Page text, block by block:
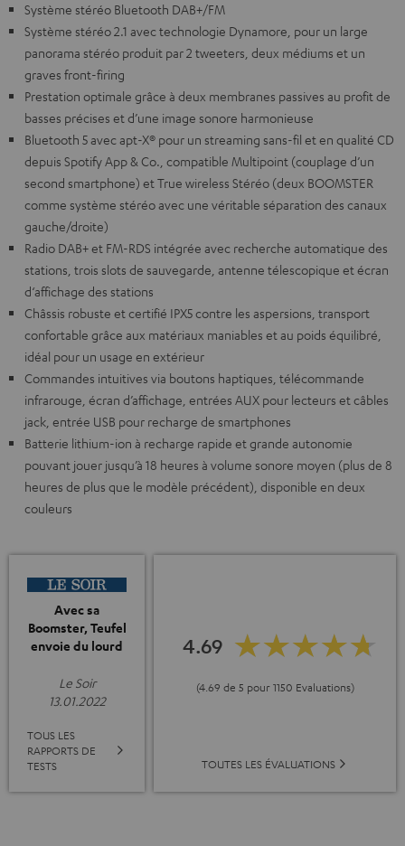
Système stéréo Bluetooth DAB+/FM
Système stéréo 2.1 avec technologie Dynamore, pour un large
panorama stéréo produit par 2 tweeters, deux médiums et un
graves front-firing
Prestation optimale grâce à deux membranes passives au profit de
basses précises et d’une image sonore harmonieuse
Bluetooth 5 avec apt-X® pour un streaming sans-fil et en qualité CD
depuis Spotify App & Co., compatible Multipoint (couplage d’un
second smartphone) et True wireless Stéréo (deux BOOMSTER
comme système stéréo avec une véritable séparation des canaux
gauche/droite)
Radio DAB+ et FM-RDS intégrée avec recherche automatique des
stations, trois slots de sauvegarde, antenne télescopique et écran
d‘affichage des stations
Châssis robuste et certifié IPX5 contre les aspersions, transport
confortable grâce aux matériaux maniables et au poids équilibré,
idéal pour un usage en extérieur
Commandes intuitives via boutons haptiques, télécommande
infrarouge, écran d’affichage, entrées AUX pour lecteurs et câbles
jack, entrée USB pour recharge de smartphones
Batterie lithium-ion à recharge rapide et grande autonomie
pouvant jouer jusqu’à 18 heures à volume sonore moyen (plus de 8
heures de plus que le modèle précédent), disponible en deux
couleurs
Avec sa
Boomster, Teufel
envoie du lourd
Le Soir
13.01.2022
TOUS LES
RAPPORTS DE
TESTS
4.69
(4.69 de 5 pour 1150 Evaluations)
TOUTES LES ÉVALUATIONS